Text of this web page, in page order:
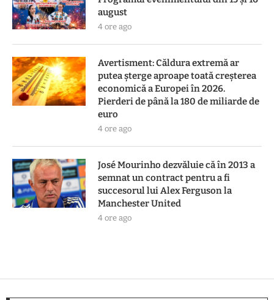
august
4 ore ago
Avertisment: Căldura extremă ar
putea șterge aproape toată creșterea
economică a Europei în 2026.
Pierderi de până la 180 de miliarde de
euro
4 ore ago
José Mourinho dezvăluie că în 2013 a
semnat un contract pentru a fi
succesorul lui Alex Ferguson la
Manchester United
4 ore ago